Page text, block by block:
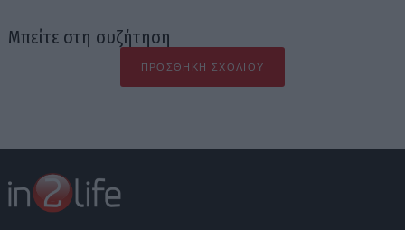
Μπείτε στη συζήτηση
ΠΡΟΣΘΉΚΗ ΣΧΟΛΊΟΥ